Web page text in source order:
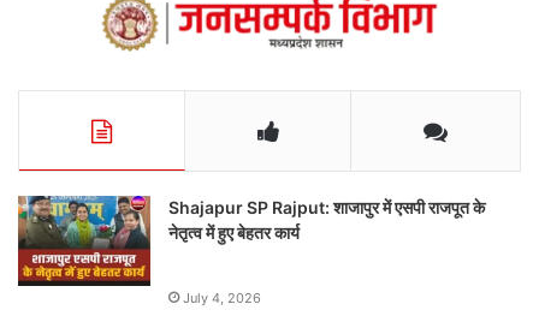
Shajapur SP Rajput: शाजापुर में एसपी राजपूत के
नेतृत्व में हुए बेहतर कार्य
July 4, 2026